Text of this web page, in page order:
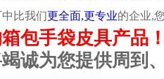
比我们更全面,更专业的企业,
包手袋皮具产品
诚为您提供周到